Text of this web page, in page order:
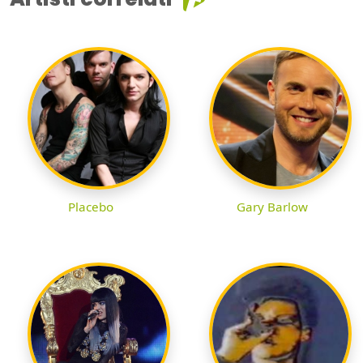
Placebo Gary Barlow